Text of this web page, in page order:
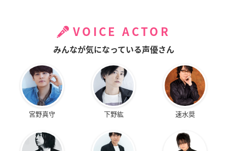
VOICE ACTOR
みんなが気になっている声優さん
宮野真守 下野紘 速水奨